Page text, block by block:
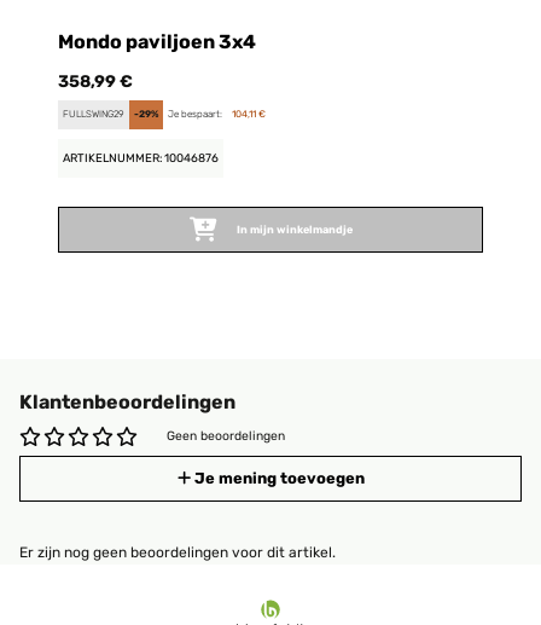
Mondo paviljoen 3x4
358,99 €
FULLSWING29 -29% Je bespaart: 104,11 €
ARTIKELNUMMER: 10046876
In mijn winkelmandje
Klantenbeoordelingen
Geen beoordelingen
Je mening toevoegen
Er zijn nog geen beoordelingen voor dit artikel.